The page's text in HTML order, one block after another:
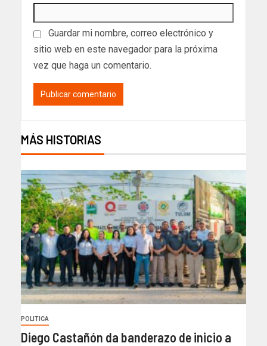
Guardar mi nombre, correo electrónico y
sitio web en este navegador para la próxima
vez que haga un comentario.
MÁS HISTORIAS
POLITICA
Diego Castañón da banderazo de inicio a